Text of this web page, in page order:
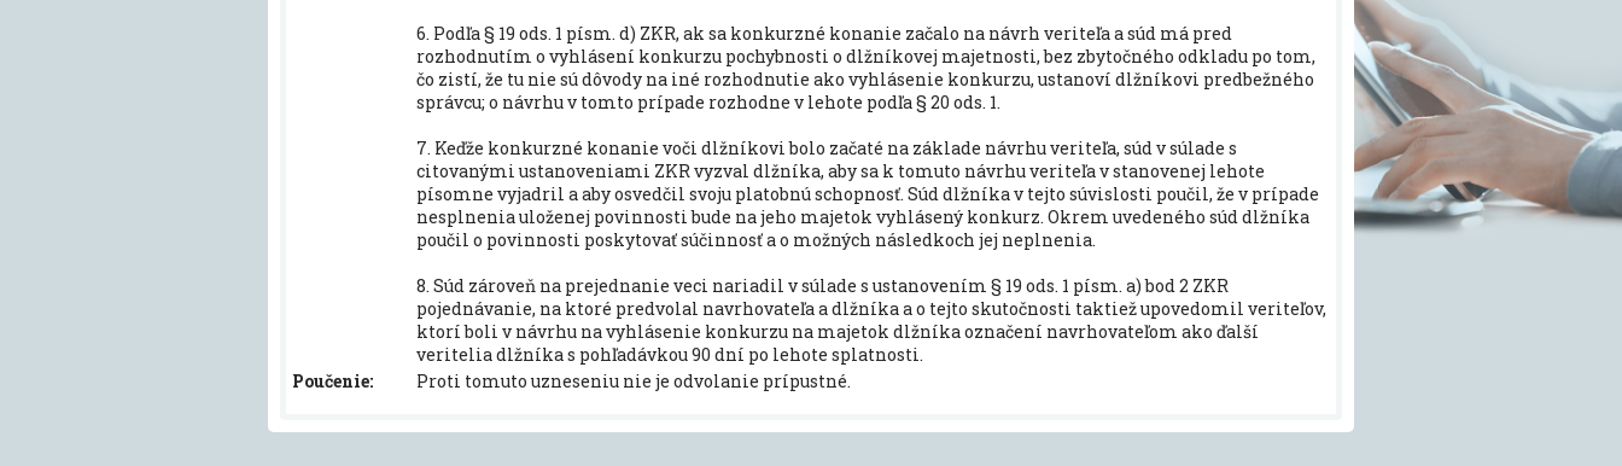
6. Podľa § 19 ods. 1 písm. d) ZKR, ak sa konkurzné konanie začalo na návrh veriteľa a súd má pred
rozhodnutím o vyhlásení konkurzu pochybnosti o dlžníkovej majetnosti, bez zbytočného odkladu po tom,
čo zistí, že tu nie sú dôvody na iné rozhodnutie ako vyhlásenie konkurzu, ustanoví dlžníkovi predbežného
správcu; o návrhu v tomto prípade rozhodne v lehote podľa § 20 ods. 1.
7. Keďže konkurzné konanie voči dlžníkovi bolo začaté na základe návrhu veriteľa, súd v súlade s
citovanými ustanoveniami ZKR vyzval dlžníka, aby sa k tomuto návrhu veriteľa v stanovenej lehote
písomne vyjadril a aby osvedčil svoju platobnú schopnosť. Súd dlžníka v tejto súvislosti poučil, že v prípade
nesplnenia uloženej povinnosti bude na jeho majetok vyhlásený konkurz. Okrem uvedeného súd dlžníka
poučil o povinnosti poskytovať súčinnosť a o možných následkoch jej neplnenia.
8. Súd zároveň na prejednanie veci nariadil v súlade s ustanovením § 19 ods. 1 písm. a) bod 2 ZKR
pojednávanie, na ktoré predvolal navrhovateľa a dlžníka a o tejto skutočnosti taktiež upovedomil veriteľov,
ktorí boli v návrhu na vyhlásenie konkurzu na majetok dlžníka označení navrhovateľom ako ďalší
veritelia dlžníka s pohľadávkou 90 dní po lehote splatnosti.
Poučenie:
Proti tomuto uzneseniu nie je odvolanie prípustné.